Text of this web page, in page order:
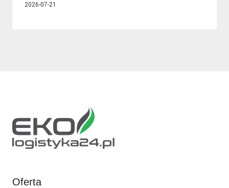
2026-07-21
Oferta